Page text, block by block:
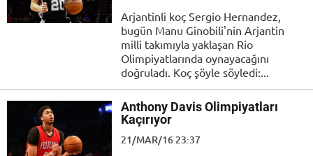
Arjantinli koç Sergio Hernandez,
bugün Manu Ginobili'nin Arjantin
milli takımıyla yaklaşan Rio
Olimpiyatlarında oynayacağını
doğruladı. Koç şöyle söyledi:...
Anthony Davis Olimpiyatları
Kaçırıyor
21/MAR/16 23:37